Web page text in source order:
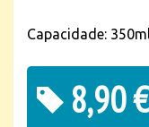
Capacidade:
8,90 €